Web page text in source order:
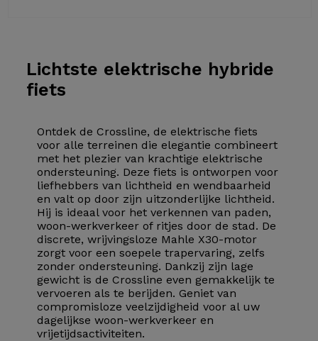
Lichtste elektrische hybride
fiets
Ontdek de Crossline, de elektrische fiets
voor alle terreinen die elegantie combineert
met het plezier van krachtige elektrische
ondersteuning. Deze fiets is ontworpen voor
liefhebbers van lichtheid en wendbaarheid
en valt op door zijn uitzonderlijke lichtheid.
Hij is ideaal voor het verkennen van paden,
woon-werkverkeer of ritjes door de stad. De
discrete, wrijvingsloze Mahle X30-motor
zorgt voor een soepele trapervaring, zelfs
zonder ondersteuning. Dankzij zijn lage
gewicht is de Crossline even gemakkelijk te
vervoeren als te berijden. Geniet van
compromisloze veelzijdigheid voor al uw
dagelijkse woon-werkverkeer en
vrijetijdsactiviteiten.